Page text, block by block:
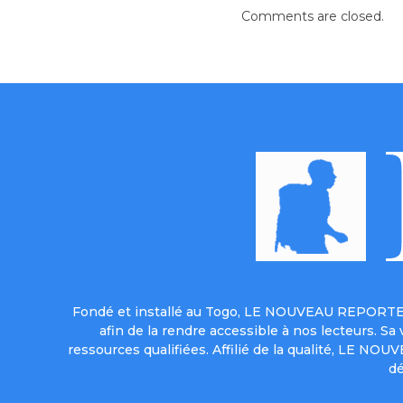
Comments are closed.
Fondé et installé au Togo, LE NOUVEAU
afin de la rendre accessible à nos lecteurs. Sa
ressources qualifiées. Affilié de la qualité, LE